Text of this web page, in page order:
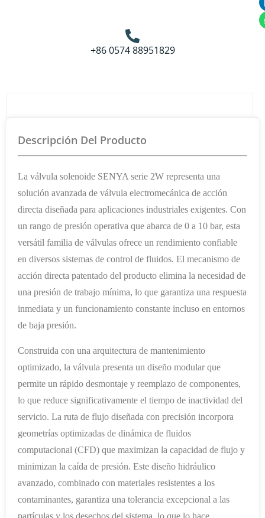
+86 0574 88951829
Descripción Del Producto
La válvula solenoide SENYA serie 2W representa una
solución avanzada de válvula electromecánica de acción
directa diseñada para aplicaciones industriales exigentes. Con
un rango de presión operativa que abarca de 0 a 10 bar, esta
versátil familia de válvulas ofrece un rendimiento confiable
en diversos sistemas de control de fluidos. El mecanismo de
acción directa patentado del producto elimina la necesidad de
una presión de trabajo mínima, lo que garantiza una respuesta
inmediata y un funcionamiento constante incluso en entornos
de baja presión.
Construida con una arquitectura de mantenimiento
optimizado, la válvula presenta un diseño modular que
permite un rápido desmontaje y reemplazo de componentes,
lo que reduce significativamente el tiempo de inactividad del
servicio. La ruta de flujo diseñada con precisión incorpora
geometrías optimizadas de dinámica de fluidos
computacional (CFD) que maximizan la capacidad de flujo y
minimizan la caída de presión. Este diseño hidráulico
avanzado, combinado con materiales resistentes a los
contaminantes, garantiza una tolerancia excepcional a las